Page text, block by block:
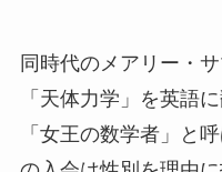
同時代のメアリー・
「天体力学」を英語
「女王の数学者」と